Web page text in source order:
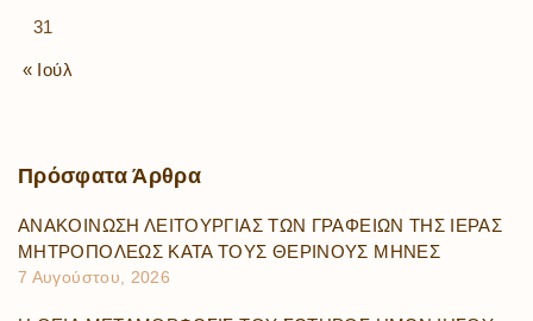
31
« Ιούλ
Πρόσφατα Άρθρα
ΑΝΑΚΟΙΝΩΣΗ ΛΕΙΤΟΥΡΓΙΑΣ ΤΩΝ ΓΡΑΦΕΙΩΝ ΤΗΣ ΙΕΡΑΣ
ΜΗΤΡΟΠΟΛΕΩΣ ΚΑΤΑ ΤΟΥΣ ΘΕΡΙΝΟΥΣ ΜΗΝΕΣ
7 Αυγούστου, 2026